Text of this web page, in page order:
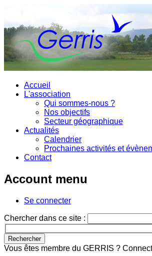
Accueil
L'association
Qui sommes-nous ?
Nos objectifs
Secteur géographique
Actualités
Calendrier
Prochaines activités et
Contact
Account menu
Se connecter
Chercher dans ce site :
Vous êtes membre du GERRIS ?